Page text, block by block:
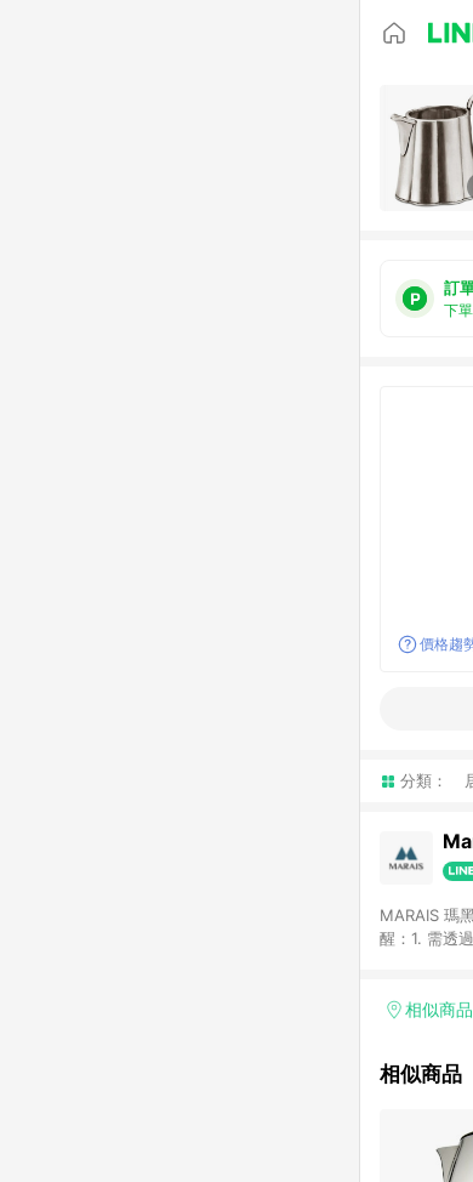
訂
下
價格趨
分類：
MARAIS 瑪
醒：1. 需透
相似商品
相似商品